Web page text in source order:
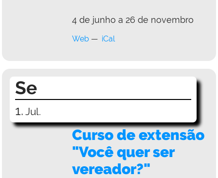
4 de junho a 26 de novembro
Web iCal
Se
1. Jul.
Curso de extensão
"Você quer ser
vereador?"